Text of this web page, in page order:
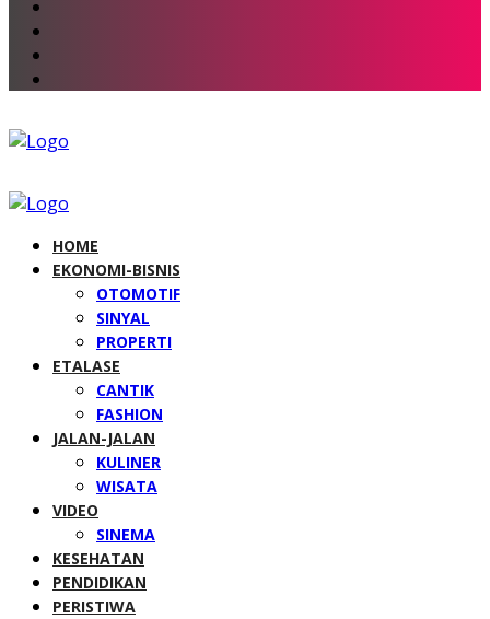
HOME
EKONOMI-BISNIS
OTOMOTIF
SINYAL
PROPERTI
ETALASE
CANTIK
FASHION
JALAN-JALAN
KULINER
WISATA
VIDEO
SINEMA
KESEHATAN
PENDIDIKAN
PERISTIWA